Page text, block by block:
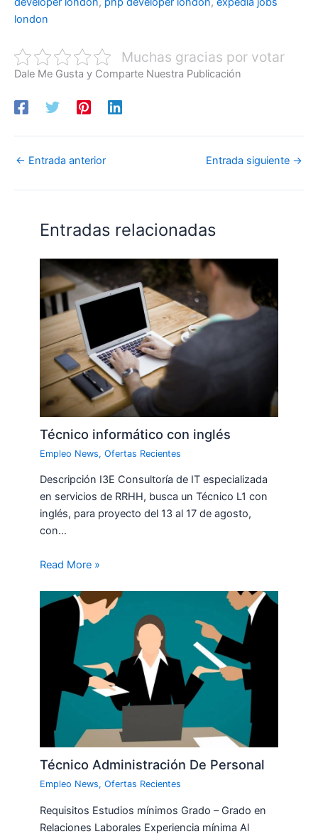
london
Muchas gracias por votar
Dale Me Gusta y Comparte Nuestra Publicación
← Entrada anterior Entrada siguiente →
Entradas relacionadas
Técnico informático con inglés
Empleo News,Ofertas Recientes
Descripción I3E Consultoría de IT especializada
en servicios de RRHH, busca un Técnico L1 con
inglés, para proyecto del 13 al 17 de agosto,
con…
Read More »
Técnico Administración De Personal
Empleo News,Ofertas Recientes
Requisitos Estudios mínimos Grado – Grado en
Relaciones Laborales Experiencia mínima Al